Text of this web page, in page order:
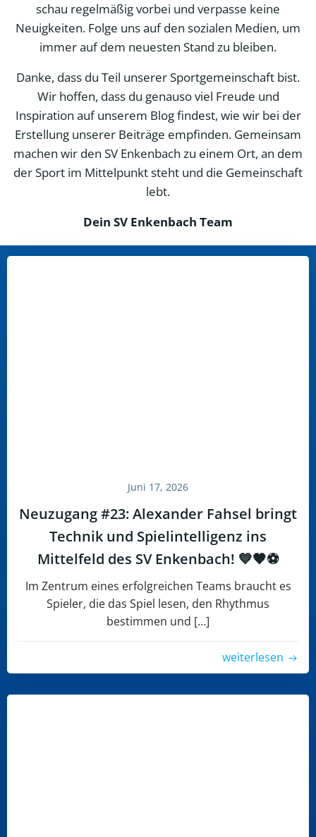
schau regelmäßig vorbei und verpasse keine
Neuigkeiten. Folge uns auf den sozialen Medien, um
immer auf dem neuesten Stand zu bleiben.
Danke, dass du Teil unserer Sportgemeinschaft bist.
Wir hoffen, dass du genauso viel Freude und
Inspiration auf unserem Blog findest, wie wir bei der
Erstellung unserer Beiträge empfinden. Gemeinsam
machen wir den SV Enkenbach zu einem Ort, an dem
der Sport im Mittelpunkt steht und die Gemeinschaft
lebt.
Dein SV Enkenbach Team
Juni 17, 2026
Neuzugang #23: Alexander Fahsel bringt
Technik und Spielintelligenz ins
Mittelfeld des SV Enkenbach! 💙🖤⚽
Im Zentrum eines erfolgreichen Teams braucht es
Spieler, die das Spiel lesen, den Rhythmus
bestimmen und […]
weiterlesen